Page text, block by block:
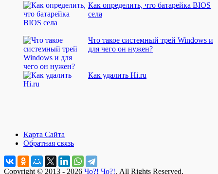
Как определить, что батарейка BIOS
села
Что такое системный трей Windows и
для чего он нужен?
Как удалить Hi.ru
Карта Сайта
Обратная связь
Copyright © 2013 - 2026 Чо?! Чо?!. All Rights Reserved.